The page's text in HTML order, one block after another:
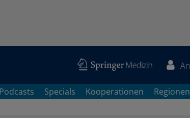
Podcasts Specials Kooperationen Regionen